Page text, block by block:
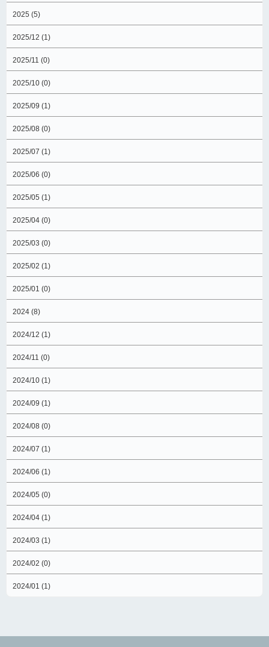
2025 (5)
2025/12 (1)
2025/11 (0)
2025/10 (0)
2025/09 (1)
2025/08 (0)
2025/07 (1)
2025/06 (0)
2025/05 (1)
2025/04 (0)
2025/03 (0)
2025/02 (1)
2025/01 (0)
2024 (8)
2024/12 (1)
2024/11 (0)
2024/10 (1)
2024/09 (1)
2024/08 (0)
2024/07 (1)
2024/06 (1)
2024/05 (0)
2024/04 (1)
2024/03 (1)
2024/02 (0)
2024/01 (1)